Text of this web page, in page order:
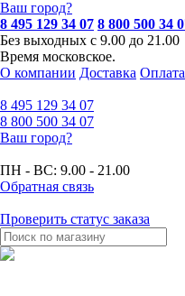
Ваш город?
8 495 129 34 07 8 800 500 34
Без выходных с 9.00 до 21.00
Время московское.
О компании Доставка Оплата
8 495 129 34 07
8 800 500 34 07
Ваш город?
ПН - ВС: 9.00 - 21.00
Обратная связь
Проверить статус заказа